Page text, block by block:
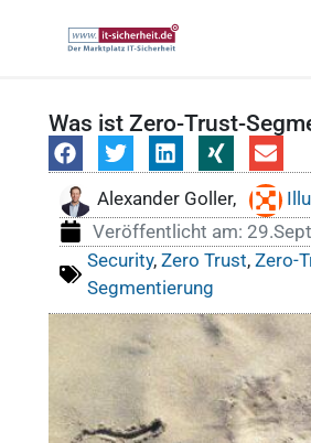
Was ist Zero-Trust-
Alexander Goller,
Veröffentlicht am:
Security, Zero Trust, Zero-
Segmentierung